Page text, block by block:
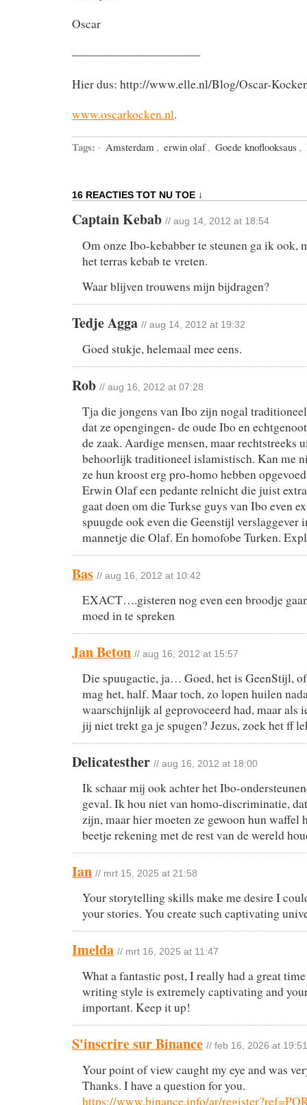
Oscar
———————————
Hier dus: http://www.elle.nl/Blog/Oscar-
www.oscarkocken.nl.
Tags: · Amsterdam , erwin olaf , Goede knoflooksaus ,
16 REACTIES TOT NU TOE ↓
Captain Kebab // aug 14, 2012 at 18:54
Om onze Ibo-kebabber te steunen ga ik ook,
het terras kebab te vreten.
Waar blijven trouwens mijn bijdragen?
Tedje Agga // aug 14, 2012 at 19:32
Goed stukje, helemaal mee eens.
Rob // aug 16, 2012 at 07:28
Tja die jongens van Ibo zijn nogal
dat ze opengingen- de oude Ibo en
de zaak. Aardige mensen, maar rechtstreeks
behoorlijk traditioneel islamistisch. Kan me
ze hun kroost erg pro-homo hebben
Erwin Olaf een pedante relnicht die juist
gaat doen om die Turkse guys van Ibo even
spuugde ook even die Geenstijl verslaggever
mannetje die Olaf. En homofobe Turken.
Bas // aug 16, 2012 at 10:42
EXACT….gisteren nog even een broodje
moed in te spreken
Jan Beton // aug 16, 2012 at 15:57
Die spuugactie, ja… Goed, het is GeenStijl,
mag het, half. Maar toch, zo lopen huilen
waarschijnlijk al geprovoceerd had, maar als
jij niet trekt ga je spugen? Jezus, zoek het ff
Delicatesther // aug 16, 2012 at 18:00
Ik schaar mij ook achter het Ibo-
geval. Ik hou niet van homo-discriminatie,
zijn, maar hier moeten ze gewoon hun waffel
beetje rekening met de rest van de wereld
Ian // mrt 15, 2025 at 21:58
Your storytelling skills make me desire I
your stories. You create such captivating
Imelda // mrt 16, 2025 at 11:47
What a fantastic post, I really had a great
writing style is extremely captivating and
important. Keep it up!
S'inscrire sur Binance // feb 16, 2026 at 19:51
Your point of view caught my eye and was
Thanks. I have a question for you.
https://www.binance.info/ar/